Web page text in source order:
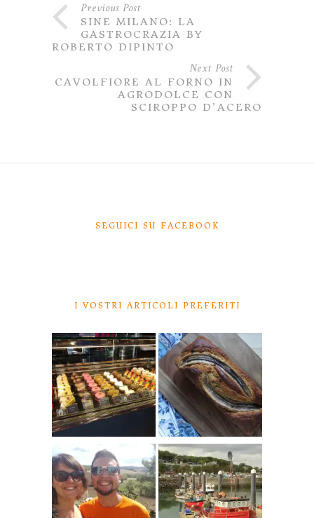
Previous Post
SINE MILANO: LA
GASTROCRAZIA BY
ROBERTO DIPINTO
Next Post
CAVOLFIORE AL FORNO IN
AGRODOLCE CON
SCIROPPO D’ACERO
SEGUICI SU FACEBOOK
I VOSTRI ARTICOLI PREFERITI